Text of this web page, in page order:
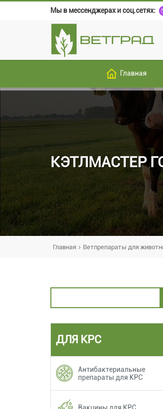
Мы в мессенджерах и соц.сетях:
Главная
КЭТЛМАСТЕР
Главная Ветпрепараты для
ДЛЯ КРС
Антибактериальные
препараты для КРС